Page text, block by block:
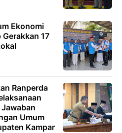
Ekonomi
17
Ranperda
Jawaban
Umum
Kampar